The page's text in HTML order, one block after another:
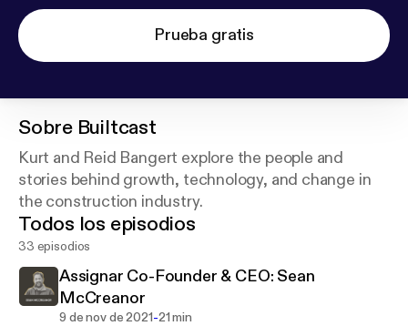
Prueba gratis
Sobre Builtcast
Kurt and Reid Bangert explore the people and
stories behind growth, technology, and change in
the construction industry.
Todos los episodios
33 episodios
Assignar Co-Founder & CEO: Sean
McCreanor
9 de nov de 2021-21 min